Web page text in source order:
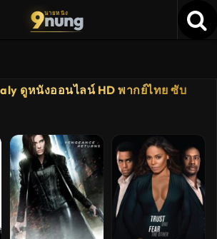
9นายหนัง
nung
ดูหนังออนไลน์ HD พากย์ไทย ซับ